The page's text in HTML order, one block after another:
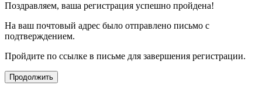
Поздравляем, ваша регистрация успешно пройдена!
На ваш почтовый адрес было отправлено письмо с
подтверждением.
Пройдите по ссылке в письме для завершения регистрации.
Продолжить